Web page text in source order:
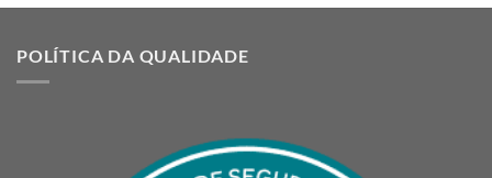
POLÍTICA DA QUALIDADE